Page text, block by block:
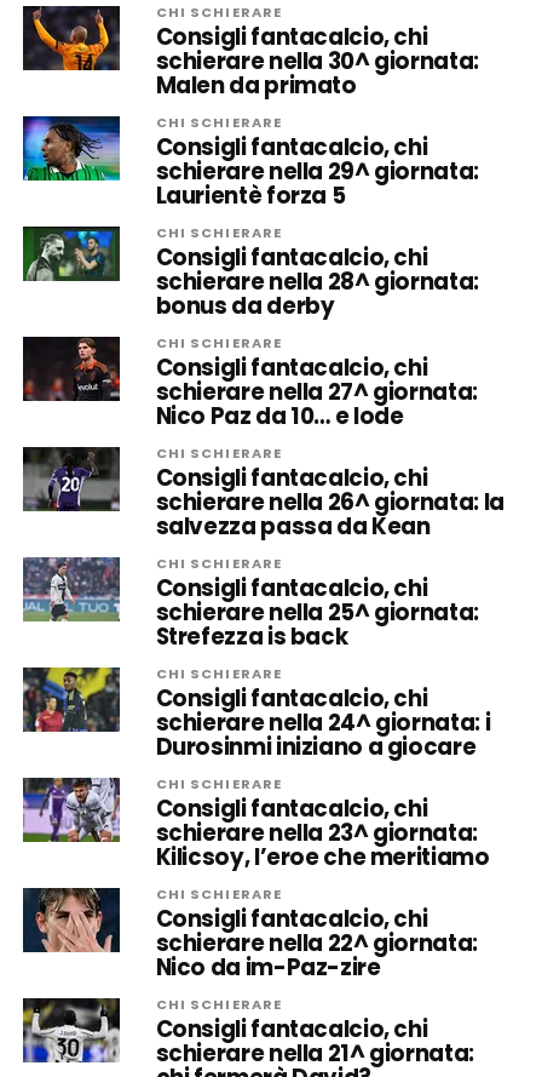
CHI SCHIERARE
Consigli fantacalcio, chi
schierare nella 30^ giornata:
Malen da primato
CHI SCHIERARE
Consigli fantacalcio, chi
schierare nella 29^ giornata:
Laurientè forza 5
CHI SCHIERARE
Consigli fantacalcio, chi
schierare nella 28^ giornata:
bonus da derby
CHI SCHIERARE
Consigli fantacalcio, chi
schierare nella 27^ giornata:
Nico Paz da 10… e lode
CHI SCHIERARE
Consigli fantacalcio, chi
schierare nella 26^ giornata: la
salvezza passa da Kean
CHI SCHIERARE
Consigli fantacalcio, chi
schierare nella 25^ giornata:
Strefezza is back
CHI SCHIERARE
Consigli fantacalcio, chi
schierare nella 24^ giornata: i
Durosinmi iniziano a giocare
CHI SCHIERARE
Consigli fantacalcio, chi
schierare nella 23^ giornata:
Kilicsoy, l’eroe che meritiamo
CHI SCHIERARE
Consigli fantacalcio, chi
schierare nella 22^ giornata:
Nico da im-Paz-zire
CHI SCHIERARE
Consigli fantacalcio, chi
schierare nella 21^ giornata: